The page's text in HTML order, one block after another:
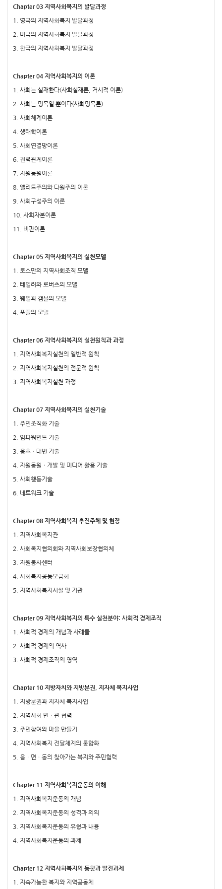
Chapter 03 지역사회복지의 발달과정
1. 영국의 지역사회복지 발달과정
2. 미국의 지역사회복지 발달과정
3. 한국의 지역사회복지 발달과정
Chapter 04 지역사회복지의 이론
1. 사회는 실재한다(사회실재론, 거시적 이론)
2. 사회는 명목일 뿐이다(사회명목론)
3. 사회체계이론
4. 생태학이론
5. 사회연결망이론
6. 권력관계이론
7. 자원동원이론
8. 엘리트주의와 다원주의 이론
9. 사회구성주의 이론
10. 사회자본이론
11. 비판이론
Chapter 05 지역사회복지의 실천모델
1. 로스만의 지역사회조직 모델
2. 테일러와 로버츠의 모델
3. 웨일과 갬블의 모델
4. 포플의 모델
Chapter 06 지역사회복지의 실천원칙과 과정
1. 지역사회복지실천의 일반적 원칙
2. 지역사회복지실천의 전문적 원칙
3. 지역사회복지실천 과정
Chapter 07 지역사회복지의 실천기술
1. 주민조직화 기술
2. 임파워먼트 기술
3. 옹호ㆍ대변 기술
4. 자원동원ㆍ개발 및 미디어 활용 기술
5. 사회행동기술
6. 네트워크 기술
Chapter 08 지역사회복지 추진주체 및 현장
1. 지역사회복지관
2. 사회복지협의회와 지역사회보장협의체
3. 자원봉사센터
4. 사회복지공동모금회
5. 지역사회복지시설 및 기관
Chapter 09 지역사회복지의 특수 실천분야: 사회적 경제조직
1. 사회적 경제의 개념과 사례들
2. 사회적 경제의 역사
3. 사회적 경제조직의 영역
Chapter 10 지방자치와 지방분권, 지자체 복지사업
1. 지방분권과 지자체 복지사업
2. 지역사회 민ㆍ관 협력
3. 주민참여와 마을 만들기
4. 지역사회복지 전달체계의 통합화
5. 읍ㆍ면ㆍ동의 찾아가는 복지와 주민협력
Chapter 11 지역사회복지운동의 이해
1. 지역사회복지운동의 개념
2. 지역사회복지운동의 성격과 의의
3. 지역사회복지운동의 유형과 내용
4. 지역사회복지운동의 과제
Chapter 12 지역사회복지의 동향과 발전과제
1. 지속가능한 복지와 지역공동체